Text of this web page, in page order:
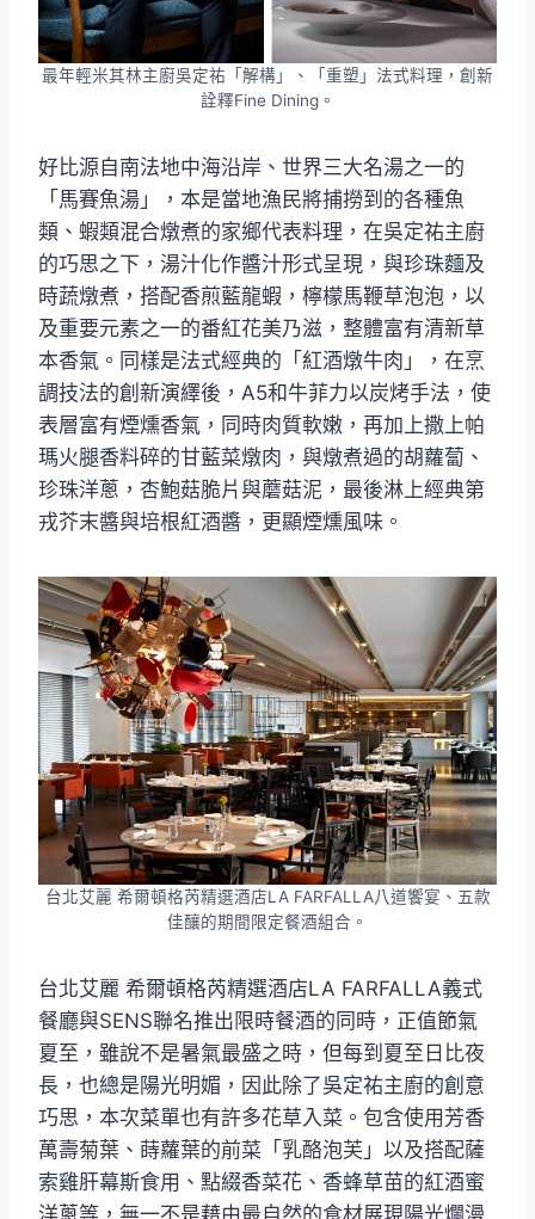
最年輕米其林主廚吳定祐「解構」、「重塑」法式料理，創新
詮釋Fine Dining。
好比源自南法地中海沿岸、世界三大名湯之一的
「馬賽魚湯」，本是當地漁民將捕撈到的各種魚
類、蝦類混合燉煮的家鄉代表料理，在吳定祐主廚
的巧思之下，湯汁化作醬汁形式呈現，與珍珠麵及
時蔬燉煮，搭配香煎藍龍蝦，檸檬馬鞭草泡泡，以
及重要元素之一的番紅花美乃滋，整體富有清新草
本香氣。同樣是法式經典的「紅酒燉牛肉」，在烹
調技法的創新演繹後，A5和牛菲力以炭烤手法，使
表層富有煙燻香氣，同時肉質軟嫩，再加上撒上帕
瑪火腿香料碎的甘藍菜燉肉，與燉煮過的胡蘿蔔、
珍珠洋蔥，杏鮑菇脆片與蘑菇泥，最後淋上經典第
戎芥末醬與培根紅酒醬，更顯煙燻風味。
台北艾麗 希爾頓格芮精選酒店LA FARFALLA八道饗宴、五款
佳釀的期間限定餐酒組合。
台北艾麗 希爾頓格芮精選酒店LA FARFALLA義式
餐廳與SENS聯名推出限時餐酒的同時，正值節氣
夏至，雖說不是暑氣最盛之時，但每到夏至日比夜
長，也總是陽光明媚，因此除了吳定祐主廚的創意
巧思，本次菜單也有許多花草入菜。包含使用芳香
萬壽菊葉、蒔蘿葉的前菜「乳酪泡芙」以及搭配薩
索雞肝幕斯食用、點綴香菜花、香蜂草苗的紅酒蜜
洋蔥等，無一不是藉由最自然的食材展現陽光爛漫